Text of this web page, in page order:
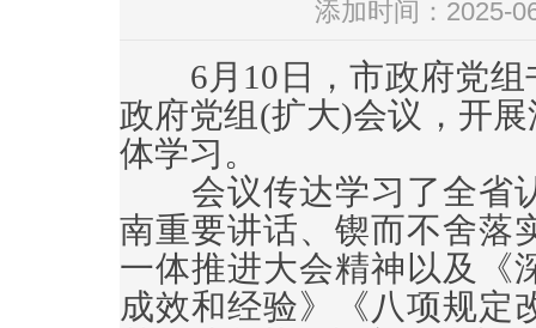
添加时间：2025-
6月10日，市政府党组
政府党组(扩大)会议，开
体学习。
会议传达学习了全省
南重要讲话、锲而不舍落
一体推进大会精神以及《
成效和经验》《八项规定